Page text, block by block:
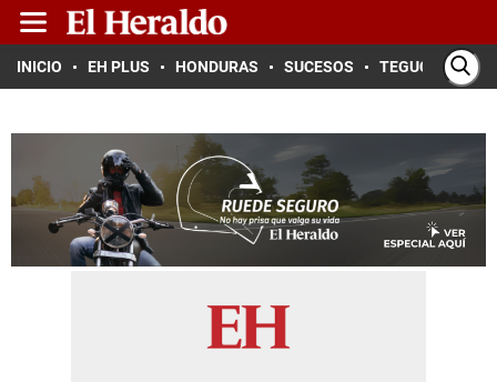
INICIO EH PLUS HONDURAS SUCESOS TEGUCIGALPA